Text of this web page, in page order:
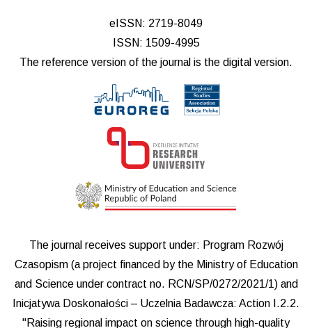
eISSN: 2719-8049
ISSN: 1509-4995
The reference version of the journal is the digital version.
The journal receives support under: Program Rozwój
Czasopism (a project financed by the Ministry of Education
and Science under contract no. RCN/SP/0272/2021/1) and
Inicjatywa Doskonałości – Uczelnia Badawcza: Action I.2.2.
"Raising regional impact on science through high-quality